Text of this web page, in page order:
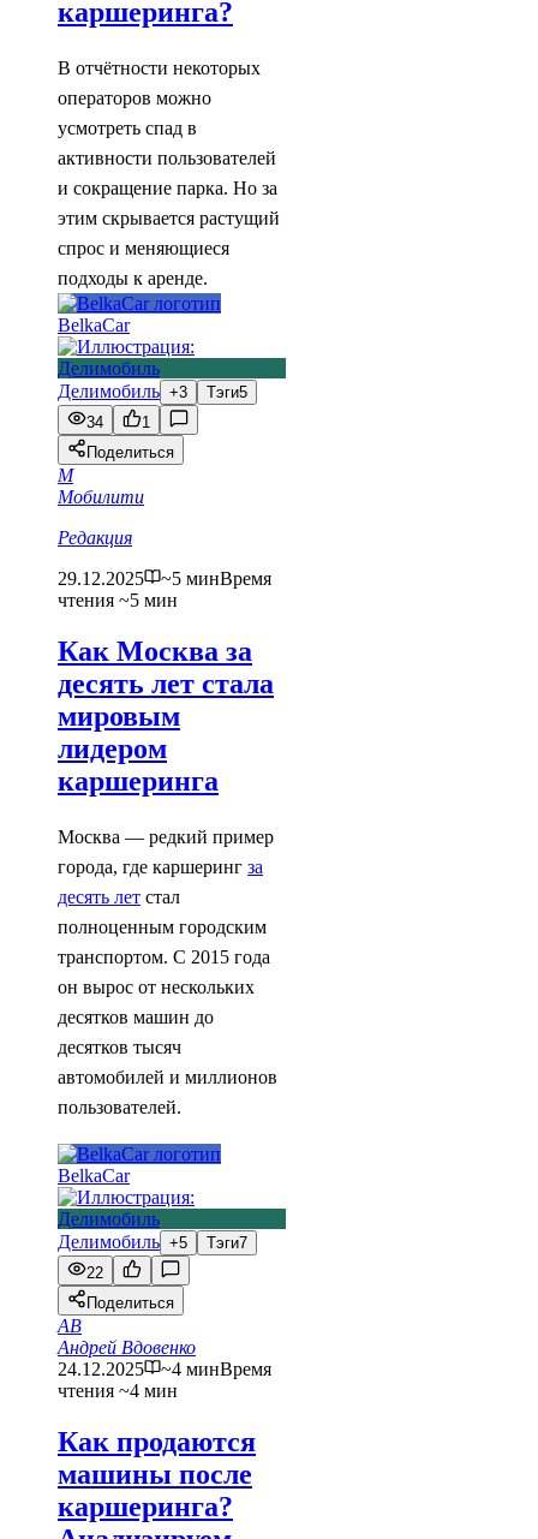
каршеринга?
В отчётности некоторых
операторов можно
усмотреть спад в
активности пользователей
и сокращение парка. Но за
этим скрывается растущий
спрос и меняющиеся
подходы к аренде.
BelkaCar
Делимобиль +3 Тэги5
34
1
Поделиться
М
Мобилити
Редакция
29.12.2025
~5 минВремя
чтения ~5 мин
Как Москва за
десять лет стала
мировым
лидером
каршеринга
Москва — редкий пример
города, где каршеринг за
десять лет cтал
полноценным городским
транспортом. С 2015 года
он вырос от нескольких
десятков машин до
десятков тысяч
автомобилей и миллионов
пользователей.
BelkaCar
Делимобиль +5 Тэги7
22
Поделиться
АВ
Андрей Вдовенко
24.12.2025
~4 минВремя
чтения ~4 мин
Как продаются
машины после
каршеринга?